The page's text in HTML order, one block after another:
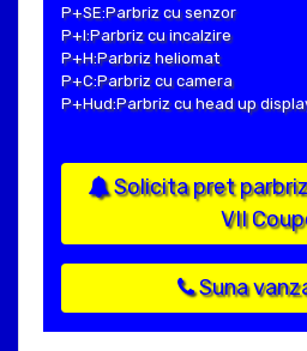
P+SE:Parbriz cu senzor
P+I:Parbriz cu incalzire
P+H:Parbriz heliomat
P+C:Parbriz cu camera
P+Hud:Parbriz cu head up
Solicita pret parbriz
VII
Suna